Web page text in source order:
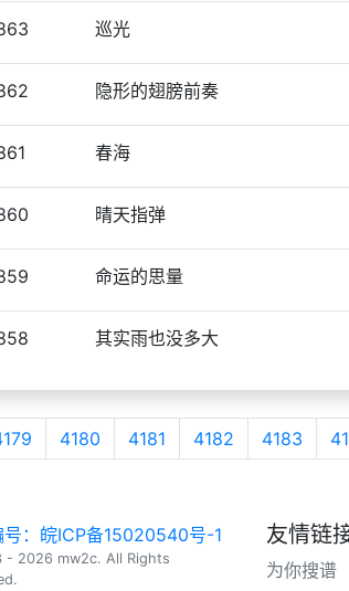
巡光
隐形的翅膀前奏
春海
晴天指弹
命运的思量
其实雨也没多大
4180 4181 4182 4183
号：皖ICP备15020540号-1
- 2026 mw2c. All Rights
友情链
为你搜谱